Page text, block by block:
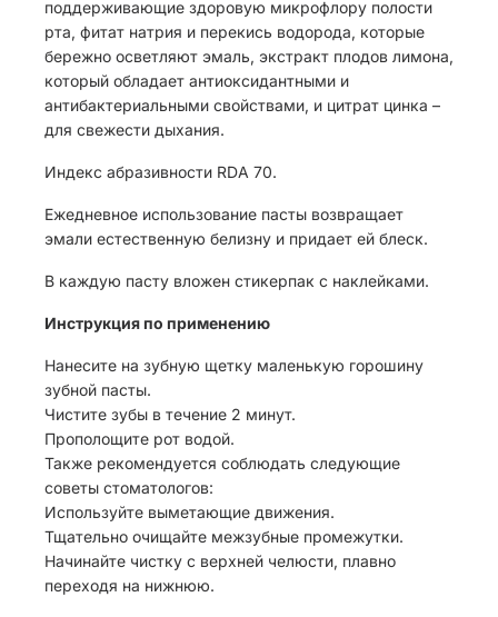
поддерживающие здоровую микрофлору полости
рта, фитат натрия и перекись водорода, которые
бережно осветляют эмаль, экстракт плодов лимона,
который обладает антиоксидантными и
антибактериальными свойствами, и цитрат цинка –
для свежести дыхания.
Индекс абразивности RDA 70.
Ежедневное использование пасты возвращает
эмали естественную белизну и придает ей блеск.
В каждую пасту вложен стикерпак с наклейками.
Инструкция по применению
Нанесите на зубную щетку маленькую горошину
зубной пасты.
Чистите зубы в течение 2 минут.
Прополощите рот водой.
Также рекомендуется соблюдать следующие
советы стоматологов:
Используйте выметающие движения.
Тщательно очищайте межзубные промежутки.
Начинайте чистку с верхней челюсти, плавно
переходя на нижнюю.